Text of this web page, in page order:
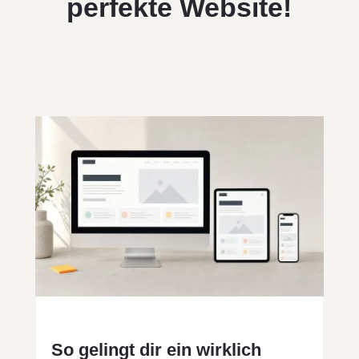
perfekte Website!
So gelingt dir ein wirklich